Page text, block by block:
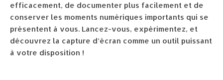
efficacement, de documenter plus facilement et de
conserver les moments numériques importants qui se
présentent à vous. Lancez-vous, expérimentez, et
découvrez la capture d’écran comme un outil puissant
à votre disposition !